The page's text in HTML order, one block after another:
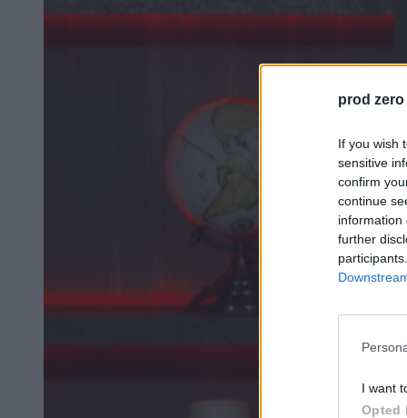
prod
If you wish
sensitive
confirm
continue
information
further
I want
Opted